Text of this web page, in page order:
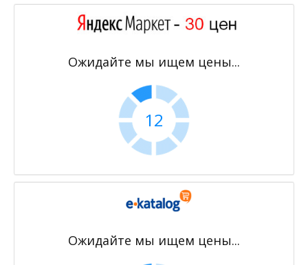
Ожидайте мы ищем цены...
11
Ожидайте мы ищем цены...